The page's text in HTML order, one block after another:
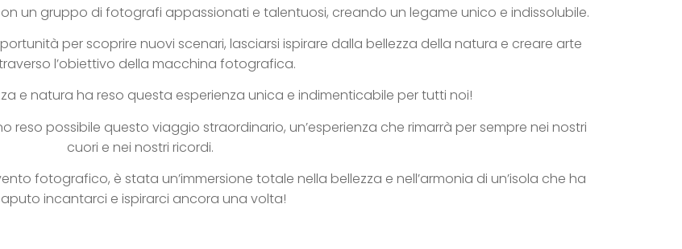
un gruppo di fotografi appassionati e talentuosi, creando un legame unico e indissolubile.
per scoprire nuovi scenari, lasciarsi ispirare dalla bellezza della natura e creare arte
l’obiettivo della macchina fotografica.
e natura ha reso questa esperienza unica e indimenticabile per tutti noi!
possibile questo viaggio straordinario, un’esperienza che rimarrà per sempre nei nostri
cuori e nei nostri ricordi.
fotografico, è stata un’immersione totale nella bellezza e nell’armonia di un’isola che ha
incantarci e ispirarci ancora una volta!